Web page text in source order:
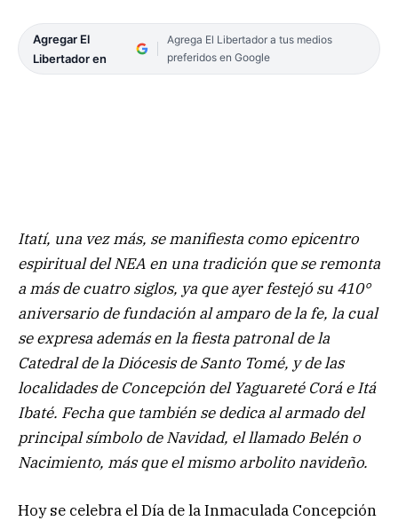
Agregar El
Libertador en
Agrega El Libertador a tus medios
preferidos en Google
Itatí, una vez más, se manifiesta como epicentro
espiritual del NEA en una tradición que se remonta
a más de cuatro siglos, ya que ayer festejó su 410°
aniversario de fundación al amparo de la fe, la cual
se expresa además en la fiesta patronal de la
Catedral de la Diócesis de Santo Tomé, y de las
localidades de Concepción del Yaguareté Corá e Itá
Ibaté. Fecha que también se dedica al armado del
principal símbolo de Navidad, el llamado Belén o
Nacimiento, más que el mismo arbolito navideño.
Hoy se celebra el Día de la Inmaculada Concepción